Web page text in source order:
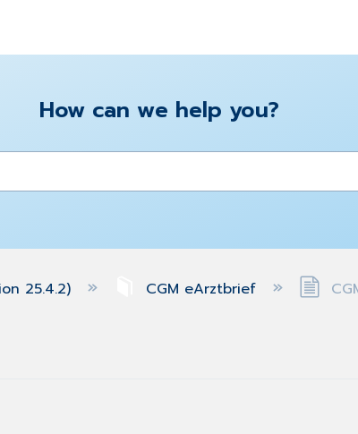
How can we help you?
25.4.2) CGM eArztbrief